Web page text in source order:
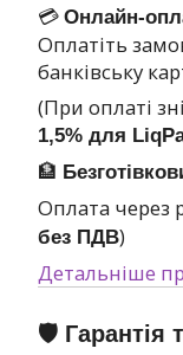
💳 Онлайн-
Оплатіть
банківську
(При оплаті
1,5% для
🏦
Оплата через
без ПДВ)
Детальніше
🛡 Гарантія